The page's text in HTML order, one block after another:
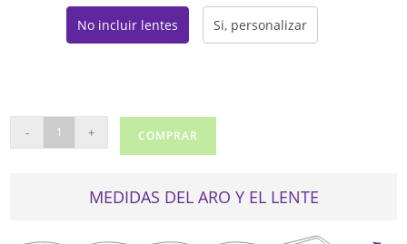
No incluir lentes Si, personalizar
BAN
- + COMPRAR
MEDIDAS DEL ARO Y EL LENTE